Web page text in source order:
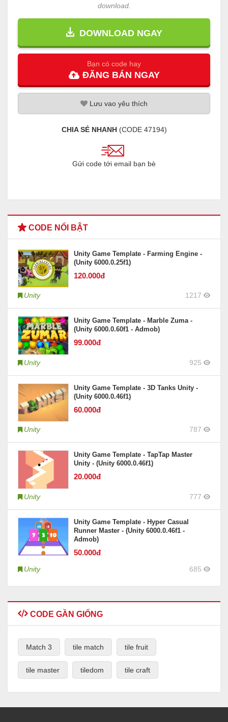
download.
DOWNLOAD NGAY
Bạn có code hay
ĐĂNG BÁN NGAY
Lưu vao yêu thích
CHIA SẺ NHANH(CODE 47194)
Gửi code tới email bạn bè
CODE NỔI BẬT
Unity Game Template - Farming Engine -
(Unity 6000.0.25f1)
120.000đ
Unity 1217
Unity Game Template - Marble Zuma -
(Unity 6000.0.60f1 - Admob)
99.000đ
Unity 925
Unity Game Template - 3D Tanks Unity -
(Unity 6000.0.46f1)
60.000đ
Unity 787
Unity Game Template - TapTap Master
Unity - (Unity 6000.0.46f1)
20.000đ
Unity 777
Unity Game Template - Hyper Casual
Runner Master - (Unity 6000.0.46f1 -
Admob)
50.000đ
Unity 685
CODE GẦN GIỐNG
Match 3 tile match tile fruit
tile master tiledom tile craft